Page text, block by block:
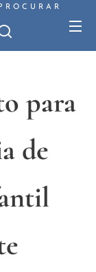
PROCURAR
para
de